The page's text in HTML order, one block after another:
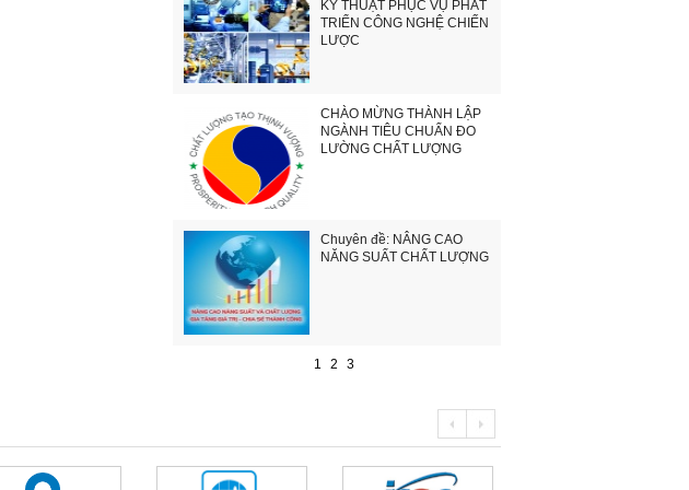
KỸ THUẬT PHỤC VỤ PHÁT
TRIỂN CÔNG NGHỆ CHIẾN
LƯỢC
CHÀO MỪNG THÀNH LẬP
NGÀNH TIÊU CHUẨN ĐO
LƯỜNG CHẤT LƯỢNG
Chuyên đề: NÂNG CAO
NĂNG SUẤT CHẤT LƯỢNG
1 2 3